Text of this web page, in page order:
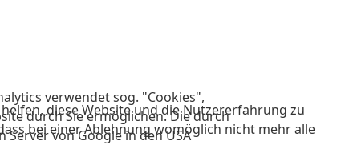
verwendet sog. "Cookies",
durch Sie ermöglichen. Die durch
von Google in den USA
diese Website und die Nutzererfahrung zu
bei einer Ablehnung womöglich nicht mehr alle